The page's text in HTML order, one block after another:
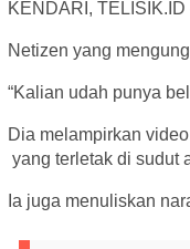
KENDARI,
Netizen yang
“Kalian udah punya
Dia melampirkan
yang terletak di sudut
Ia juga menuliskan